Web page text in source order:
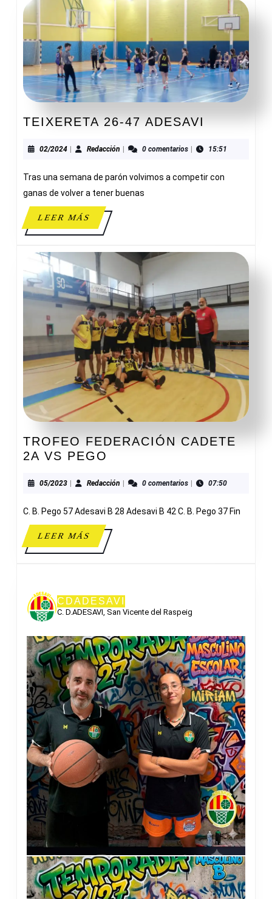
TEIXERETA 26-47 ADESAVI
47
02/202402/2024Redacción Redacción0 comentarios 15:51
Tras una semana de parón volvimos a competir con
ganas de volver a tener buenas
LEER MÁSLEER
MÁS
TROFEO FEDERACIÓN CADETE
2A VS PEGO
CADETE
VS
PEGO
05/202305/2023Redacción Redacción0 comentarios 07:50
C. B. Pego 57 Adesavi B 28 Adesavi B 42 C. B. Pego 37 Fin
LEER MÁSLEER
MÁS
CDADESAVI
C. D.ADESAVI, San Vicente del Raspeig